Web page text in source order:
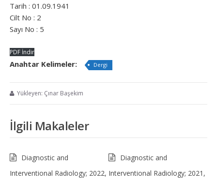
Tarih : 01.09.1941
Cilt No : 2
Sayı No : 5
PDF İndir
Anahtar Kelimeler: Dergi
Yükleyen: Çınar Başekim
İlgili Makaleler
Diagnostic and
Interventional Radiology; 2022,
Diagnostic and
Interventional Radiology; 2021,